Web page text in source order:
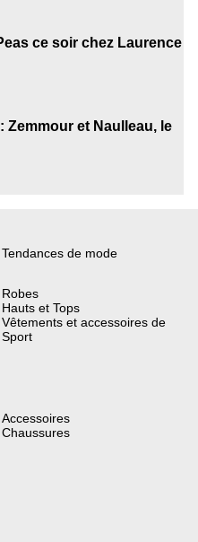
ce soir chez Laurence
Zemmour et Naulleau, le
Tendances de mode
Robes
Hauts et Tops
Vêtements et accessoires de
Sport
Accessoires
Chaussures